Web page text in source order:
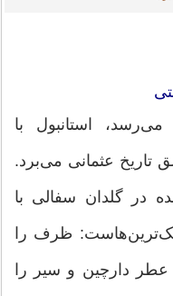
استانبول با
تاریخ عثمانی می‌برد.
در گلدان سفالی با
ظرف را
دارچین و سیر را